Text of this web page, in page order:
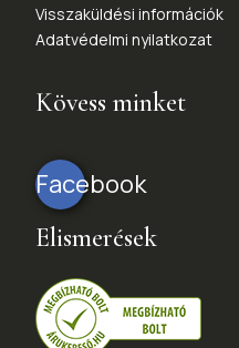
Visszaküldési információk
Adatvédelmi nyilatkozat
Kövess minket
Facebook
Elismerések